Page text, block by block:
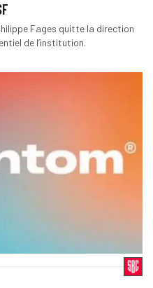
Fages quitte la direction
de l’institution.